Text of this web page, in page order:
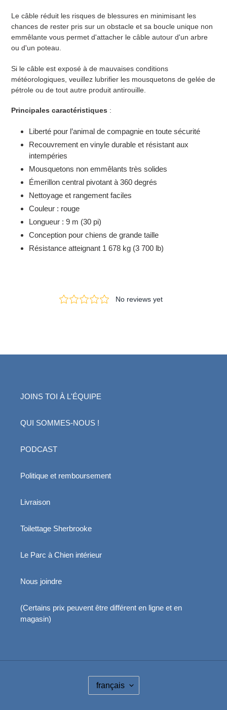
Le câble réduit les risques de blessures en minimisant les
chances de rester pris sur un obstacle et sa boucle unique non
emmêlante vous permet d'attacher le câble autour d'un arbre
ou d'un poteau.
Si le câble est exposé à de mauvaises conditions
météorologiques, veuillez lubrifier les mousquetons de gelée de
pétrole ou de tout autre produit antirouille.
Principales caractéristiques :
Liberté pour l’animal de compagnie en toute sécurité
Recouvrement en vinyle durable et résistant aux
intempéries
Mousquetons non emmêlants très solides
Émerillon central pivotant à 360 degrés
Nettoyage et rangement faciles
Couleur : rouge
Longueur : 9 m (30 pi)
Conception pour chiens de grande taille
Résistance atteignant 1 678 kg (3 700 lb)
JOINS TOI À L'ÉQUIPE
QUI SOMMES-NOUS !
PODCAST
Politique et remboursement
Livraison
Toilettage Sherbrooke
Le Parc à Chien intérieur
Nous joindre
(Certains prix peuvent être différent en ligne et en
magasin)
A
français